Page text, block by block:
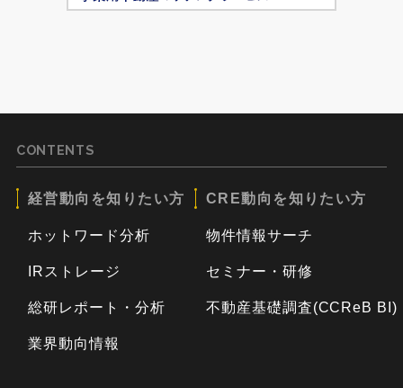
CONTENTS
経営動向を知りたい方
ホットワード分析
IRストレージ
総研レポート・分析
業界動向情報
CRE動向を知りたい方
物件情報サーチ
セミナー・研修
不動産基礎調査(CCReB BI)